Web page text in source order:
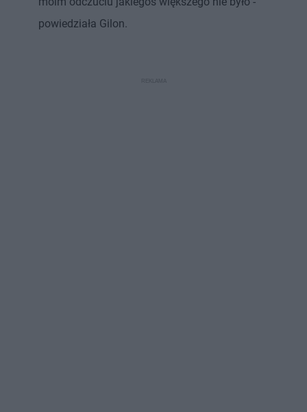
powiedziała Gilon.